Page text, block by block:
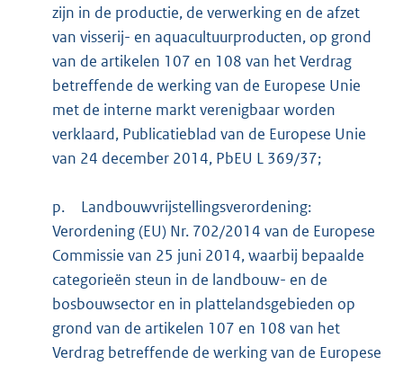
zijn in de productie, de verwerking en de afzet
van visserij- en aquacultuurproducten, op grond
van de artikelen 107 en 108 van het Verdrag
betreffende de werking van de Europese Unie
met de interne markt verenigbaar worden
verklaard, Publicatieblad van de Europese Unie
van 24 december 2014, PbEU L 369/37;
p.
Landbouwvrijstellingsverordening:
Verordening (EU) Nr. 702/2014 van de Europese
Commissie van 25 juni 2014, waarbij bepaalde
categorieën steun in de landbouw- en de
bosbouwsector en in plattelandsgebieden op
grond van de artikelen 107 en 108 van het
Verdrag betreffende de werking van de Europese